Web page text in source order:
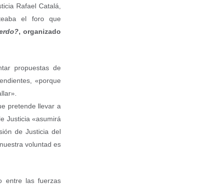
Rafael Catalá,
el foro que
, organizado
propuestas de
«porque
pretende llevar a
Justicia «asumirá
de Justicia del
voluntad es
entre las fuerzas